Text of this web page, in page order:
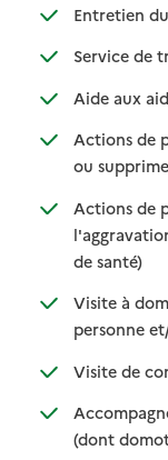
Entretien
Service de
Aide aux
Actions de
ou
Actions de
de santé)
:
: non
Visite à
personne
Visite de
(dont